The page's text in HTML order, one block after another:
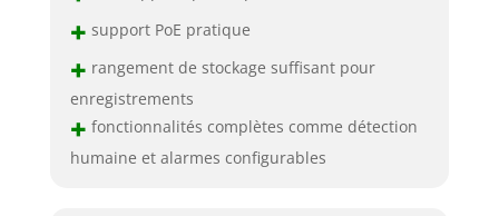
enregistrements
automatiquement
disque. Bénéficiez
+ support PoE pratique
+ rangement de stockage suffisant pour
enregistrements
+ fonctionnalités complètes comme détection
humaine et alarmes configurables